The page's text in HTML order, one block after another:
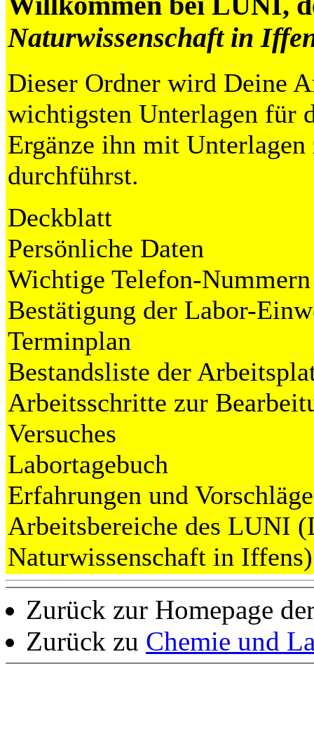
Naturwissenschaft in
Dieser Ordner wird Deine
wichtigsten Unterlagen für
Ergänze ihn mit
durchführst.
Deckblatt
Persönliche Daten
Wichtige Telefon-Nummern
Bestätigung der Labor-
Terminplan
Bestandsliste der
Arbeitsschritte zur
Versuches
Labortagebuch
Erfahrungen und Vorschläge
Arbeitsbereiche des LUNI
Naturwissenschaft in Iffens)
Zurück zur Homepage
Zurück zu Chemie und